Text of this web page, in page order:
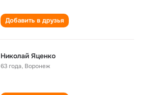
Добавить в друзья
Николай Яценко
63 года, Воронеж